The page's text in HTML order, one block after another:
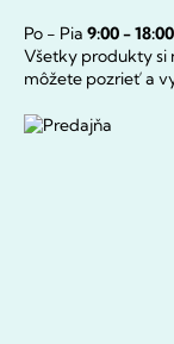
Po - Pia 9:00 - 18:00
Všetky produkty si
môžete pozrieť a